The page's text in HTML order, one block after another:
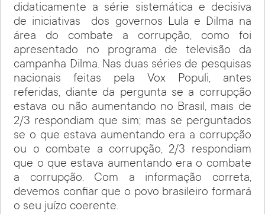
didaticamente a série sistemática e decisiva
de iniciativas dos governos Lula e Dilma na
área do combate a corrupção, como foi
apresentado no programa de televisão da
campanha Dilma. Nas duas séries de pesquisas
nacionais feitas pela Vox Populi, antes
referidas, diante da pergunta se a corrupção
estava ou não aumentando no Brasil, mais de
2/3 respondiam que sim; mas se perguntados
se o que estava aumentando era a corrupção
ou o combate a corrupção, 2/3 respondiam
que o que estava aumentando era o combate
a corrupção. Com a informação correta,
devemos confiar que o povo brasileiro formará
o seu juízo coerente.